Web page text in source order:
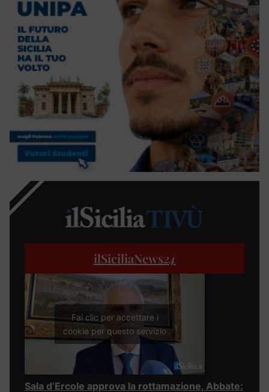
ilSiciliaNews24
Fai clic per accettare i
cookie per questo servizio
Sala d’Ercole approva la rottamazione, Abbate: